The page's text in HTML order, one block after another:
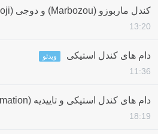
کندل ماربوزو (Marbozou) و دوجی (Doji)
13:20
دام های کندل استیکی ویدئو
11:36
دام های کندل استیکی و تاییدیه (Confirmation)
18:19